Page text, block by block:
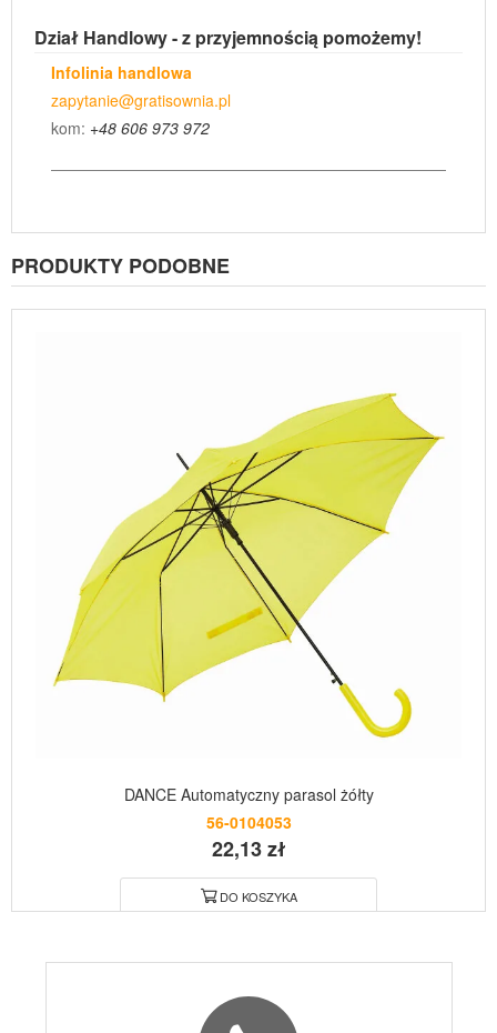
Dział Handlowy - z przyjemnością pomożemy!
Infolinia handlowa
zapytanie@gratisownia.pl
kom: +48 606 973 972
PRODUKTY PODOBNE
DANCE Automatyczny parasol żółty
56-0104053
22,13 zł
DO KOSZYKA